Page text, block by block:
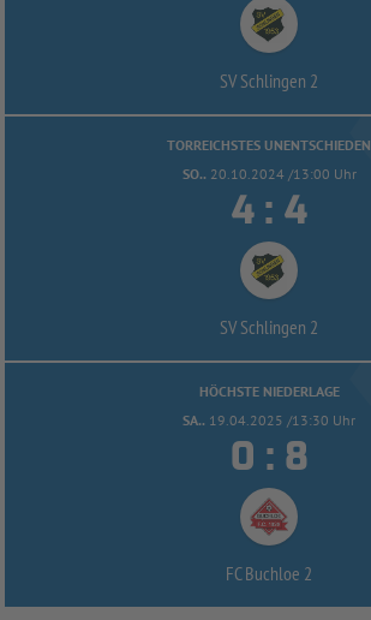
SV Schlingen 2
TORREICHSTES UNENTSCHIEDEN
SO.. 20.10.2024 /13:00 Uhr
 : 
SV Schlingen 2
HÖCHSTE NIEDERLAGE
SA.. 19.04.2025 /13:30 Uhr
 : 
FC Buchloe 2